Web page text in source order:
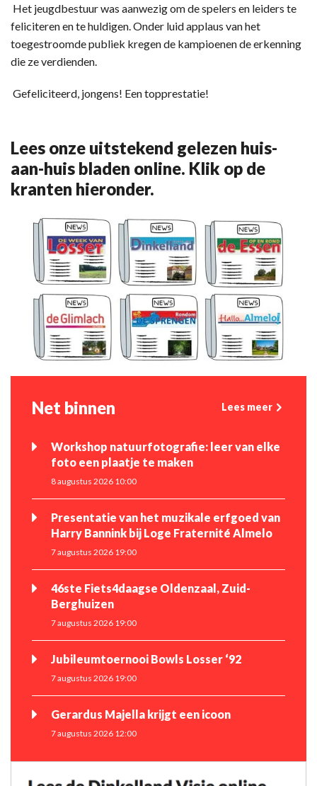
Het jeugdbestuur was aanwezig om de spelers en leiders te
feliciteren en te huldigen. Onder luid applaus van het
toegestroomde publiek kregen de kampioenen de erkenning
die ze verdienden.
Gefeliciteerd, jongens! Een topprestatie!
Lees onze uitstekend gelezen huis-
aan-huis bladen online. Klik op de
kranten hieronder.
Net binnen Lees meer
Workshop natuurfotografie: leer van elke
foto een plaatje te maken
8 augustus 2026 10:00
Presentatie van het muzikale erfgoed van
Harry Bannink bij Loge Fraternité Almelo
7 augustus 2026 19:00
46ste Fiets4daagse Oldenzaal, Zuid-
Berghuizen
7 augustus 2026 19:00
Jubileumtoernooi Bowls Losser ‘92
7 augustus 2026 19:00
Gerardus Majella krijgt een icoon
7 augustus 2026 12:00